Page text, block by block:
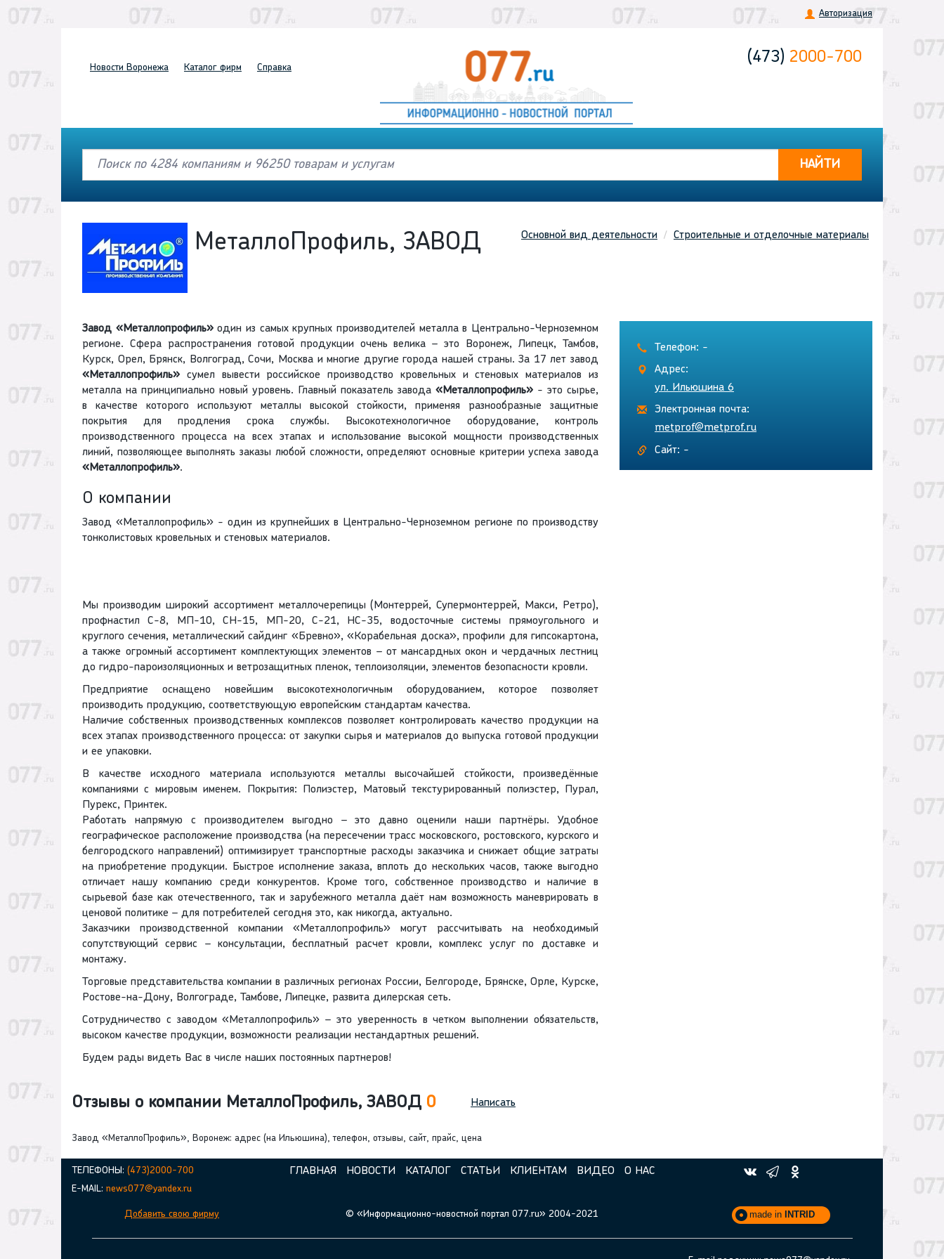
Авторизация
Новости Воронежа Каталог фирм Справка
(473) 2000-700
НАЙТИ
Основной вид деятельности Строительные и отделочные материалы
МеталлоПрофиль, ЗАВОД
Завод «Металлопрофиль»один из самых крупных производителей металла в Центрально-Черноземном
регионе. Сфера распространения готовой продукции очень велика – это Воронеж, Липецк, Тамбов,
Курск, Орел, Брянск, Волгоград, Сочи, Москва и многие другие города нашей страны. За 17 лет завод
«Металлопрофиль» сумел вывести российское производство кровельных и стеновых материалов из
металла на принципиально новый уровень. Главный показатель завода «Металлопрофиль» - это сырье,
в качестве которого используют металлы высокой стойкости, применяя разнообразные защитные
покрытия для продления срока службы. Высокотехнологичное оборудование, контроль
производственного процесса на всех этапах и использование высокой мощности производственных
линий, позволяющее выполнять заказы любой сложности, определяют основные критерии успеха завода
«Металлопрофиль».
О компании
Завод «Металлопрофиль» - один из крупнейших в Центрально-Черноземном регионе по производству
тонколистовых кровельных и стеновых материалов.
Мы производим широкий ассортимент металлочерепицы (Монтеррей, Супермонтеррей, Макси, Ретро),
профнастил С-8, МП-10, СН-15, МП-20, С-21, НС-35, водосточные системы прямоугольного и
круглого сечения, металлический сайдинг «Бревно», «Корабельная доска», профили для гипсокартона,
а также огромный ассортимент комплектующих элементов – от мансардных окон и чердачных лестниц
до гидро-пароизоляционных и ветрозащитных пленок, теплоизоляции, элементов безопасности кровли.
Предприятие оснащено новейшим высокотехнологичным оборудованием, которое позволяет
производить продукцию, соответствующую европейским стандартам качества.
Наличие собственных производственных комплексов позволяет контролировать качество продукции на
всех этапах производственного процесса: от закупки сырья и материалов до выпуска готовой продукции
и ее упаковки.
В качестве исходного материала используются металлы высочайшей стойкости, произведённые
компаниями с мировым именем. Покрытия: Полиэстер, Матовый текстурированный полиэстер, Пурал,
Пурекс, Принтек.
Работать напрямую с производителем выгодно – это давно оценили наши партнёры. Удобное
географическое расположение производства (на пересечении трасс московского, ростовского, курского и
белгородского направлений) оптимизирует транспортные расходы заказчика и снижает общие затраты
на приобретение продукции. Быстрое исполнение заказа, вплоть до нескольких часов, также выгодно
отличает нашу компанию среди конкурентов. Кроме того, собственное производство и наличие в
сырьевой базе как отечественного, так и зарубежного металла даёт нам возможность маневрировать в
ценовой политике – для потребителей сегодня это, как никогда, актуально.
Заказчики производственной компании «Металлопрофиль» могут рассчитывать на необходимый
сопутствующий сервис – консультации, бесплатный расчет кровли, комплекс услуг по доставке и
монтажу.
Торговые представительства компании в различных регионах России, Белгороде, Брянске, Орле, Курске,
Ростове-на-Дону, Волгограде, Тамбове, Липецке, развита дилерская сеть.
Сотрудничество с заводом «Металлопрофиль» – это уверенность в четком выполнении обязательств,
высоком качестве продукции, возможности реализации нестандартных решений.
Будем рады видеть Вас в числе наших постоянных партнеров!
Телефон: -
Адрес:
ул. Ильюшина 6
Электронная почта:
metprof@metprof.ru
Сайт: -
Отзывы о компании МеталлоПрофиль, ЗАВОД 0 Написать
Завод «МеталлоПрофиль», Воронеж: адрес (на Ильюшина), телефон, отзывы, сайт, прайс, цена
ТЕЛЕФОНЫ: (473)2000-700
E-MAIL: news077@yandex.ru
Добавить свою фирму
ГЛАВНАЯ НОВОСТИ КАТАЛОГ СТАТЬИ КЛИЕНТАМ ВИДЕО О НАС
© «Информационно-новостной портал 077.ru» 2004-2021 made in INTRID